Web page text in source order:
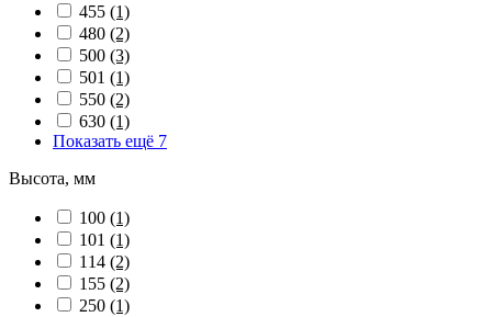
455 (1)
480 (2)
500 (3)
501 (1)
550 (2)
630 (1)
Показать ещё 7
Высота, мм
100 (1)
101 (1)
114 (2)
155 (2)
250 (1)